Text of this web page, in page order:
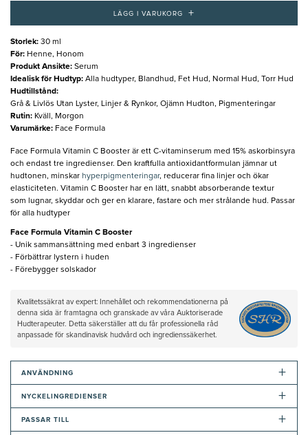
LÄGG I VARUKORG +
Storlek: 30 ml
För: Henne, Honom
Produkt Ansikte: Serum
Idealisk för Hudtyp: Alla hudtyper, Blandhud, Fet Hud, Normal Hud, Torr Hud
Hudtillstånd:
Grå & Livlös Utan Lyster, Linjer & Rynkor, Ojämn Hudton, Pigmenteringar
Rutin: Kväll, Morgon
Varumärke: Face Formula
Face Formula Vitamin C Booster är ett C-vitaminserum med 15% askorbinsyra
och endast tre ingredienser. Den kraftfulla antioxidantformulan jämnar ut
hudtonen, minskar hyperpigmenteringar, reducerar fina linjer och ökar
elasticiteten. Vitamin C Booster har en lätt, snabbt absorberande textur
som lugnar, skyddar och ger en klarare, fastare och mer strålande hud. Passar
för alla hudtyper
Face Formula Vitamin C Booster
- Unik sammansättning med enbart 3 ingredienser
- Förbättrar lystern i huden
- Förebygger solskador
Kvalitetssäkrat av expert: Innehållet och rekommendationerna på
denna sida är framtagna och granskade av våra Auktoriserade
Hudterapeuter. Detta säkerställer att du får professionella råd
anpassade för skandinavisk hudvård och ingredienssäkerhet.
ANVÄNDNING +
NYCKELINGREDIENSER +
PASSAR TILL +